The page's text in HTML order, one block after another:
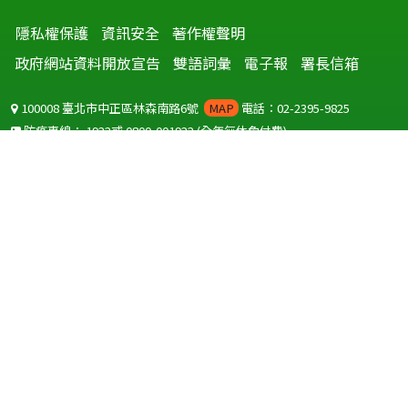
隱私權保護 資訊安全 著作權聲明
政府網站資料開放宣告
雙語詞彙 電子報 署長信箱
100008 臺北市中正區林森南路6號 MAP 電話：02-2395-9825
防疫專線：1922或0800-001922(全年無休免付費)